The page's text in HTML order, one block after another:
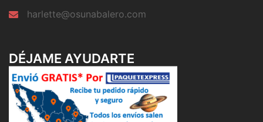
harlette@osunabalero.com
DÉJAME AYUDARTE